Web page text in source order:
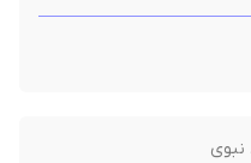
نبوی